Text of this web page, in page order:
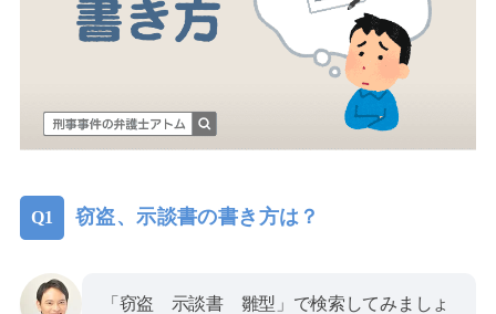
窃盗、示談書の書き方は？
「窃盗 示談書 雛型」で検索してみましょ